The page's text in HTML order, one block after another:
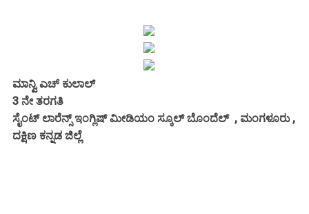
ಮಾನ್ವಿ ಎಚ್ ಕುಲಾಲ್
3 ನೇ ತರಗತಿ
ಸೈಂಟ್ ಲಾರೆನ್ಸ್ ಇಂಗ್ಲಿಷ್ ಮೀಡಿಯಂ ಸ್ಕೂಲ್ ಬೊಂದೆಲ್ , ಮಂಗಳೂರು ,
ದಕ್ಷಿಣ ಕನ್ನಡ ಜಿಲ್ಲೆ